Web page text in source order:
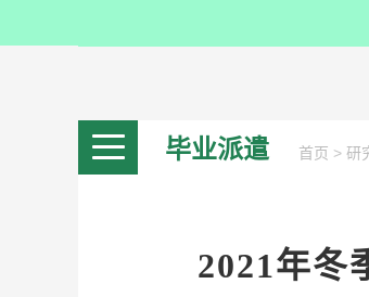
毕业派遣 首页 > 研
2021年冬